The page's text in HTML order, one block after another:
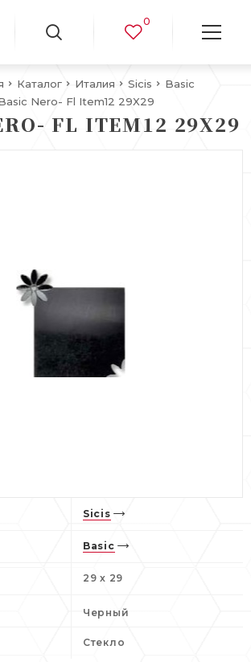
0
Каталог Италия Sicis
Basic
Nero- Fl Item12 29X29
FL ITEM12 29X29
Sicis
Basic
29 x 29
Черный
Стекло